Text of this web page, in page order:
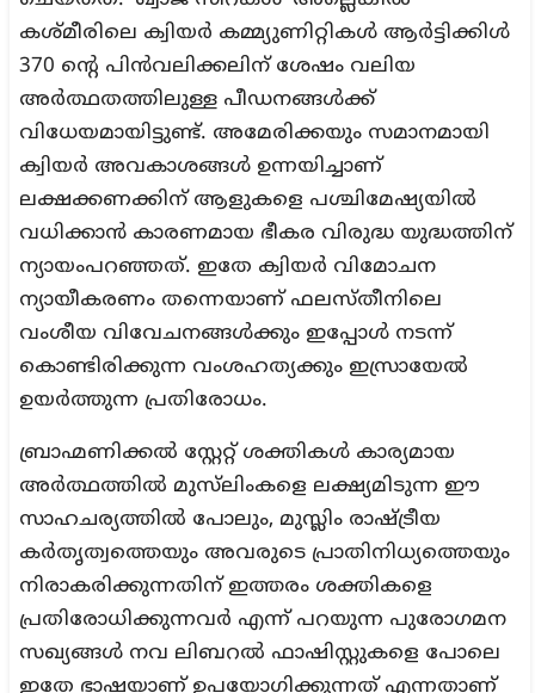
കശ്മീരിലെ ക്വിയർ കമ്മ്യുണിറ്റികൾ ആർട്ടിക്കിൾ
370 ന്റെ പിൻവലിക്കലിന് ശേഷം വലിയ
അർത്ഥതത്തിലുള്ള പീഡനങ്ങൾക്ക്
വിധേയമായിട്ടുണ്ട്. അമേരിക്കയും സമാനമായി
ക്വിയർ അവകാശങ്ങൾ ഉന്നയിച്ചാണ്
ലക്ഷക്കണക്കിന് ആളുകളെ പശ്ചിമേഷ്യയിൽ
വധിക്കാൻ കാരണമായ ഭീകര വിരുദ്ധ യുദ്ധത്തിന്
ന്യായംപറഞ്ഞത്. ഇതേ ക്വിയർ വിമോചന
ന്യായീകരണം തന്നെയാണ് ഫലസ്തീനിലെ
വംശീയ വിവേചനങ്ങൾക്കും ഇപ്പോൾ നടന്ന്
കൊണ്ടിരിക്കുന്ന വംശഹത്യക്കും ഇസ്രായേൽ
ഉയർത്തുന്ന പ്രതിരോധം.
ബ്രാഹ്മണിക്കൽ സ്റ്റേറ്റ് ശക്തികൾ കാര്യമായ
അർത്ഥത്തിൽ മുസ്‌ലിംകളെ ലക്ഷ്യമിടുന്ന ഈ
സാഹചര്യത്തിൽ പോലും, മുസ്ലിം രാഷ്ട്രീയ
കർതൃത്വത്തെയും അവരുടെ പ്രാതിനിധ്യത്തെയും
നിരാകരിക്കുന്നതിന് ഇത്തരം ശക്തികളെ
പ്രതിരോധിക്കുന്നവർ എന്ന് പറയുന്ന പുരോഗമന
സഖ്യങ്ങൾ നവ ലിബറൽ ഫാഷിസ്റ്റുകളെ പോലെ
ഇതേ ഭാഷയാണ് ഉപയോഗിക്കുന്നത് എന്നതാണ്